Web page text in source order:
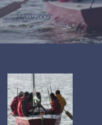
24/03/2009